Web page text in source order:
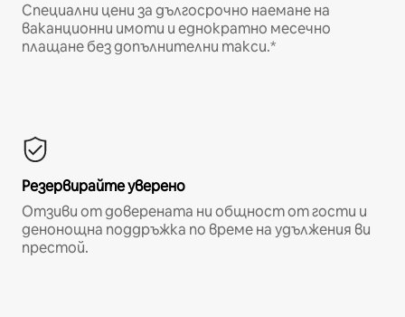
Специални цени за дългосрочно наемане на
ваканционни имоти и еднократно месечно
плащане без допълнителни такси.*
Резервирайте уверено
Отзиви от доверената ни общност от гости и
денонощна поддръжка по време на удължения ви
престой.